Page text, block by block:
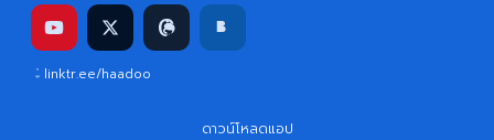
linktr.ee/haadoo
ดาวน์โหลดแอป